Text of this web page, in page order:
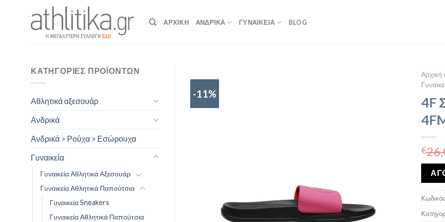
ΑΡΧΙΚΉ ΑΝΔΡΙΚΑ ΓΥΝΑΙΚΕΙΑ BLOG
ΚΑΤΗΓΟΡΊΕΣ ΠΡΟΪΌΝΤΩΝ
Αθλητικά αξεσουάρ
Ανδρικά
Ανδρικά > Ρούχα > Εσώρουχα
Γυναικεία
Γυναικεία Αθλητικά Αξεσουάρ
Γυναικεία Αθλητικά Παπούτσια
Γυναικεία Sneakers
Γυναικεία Αθλητικά Παπούτσια
-11%
Αρχική
4F
€